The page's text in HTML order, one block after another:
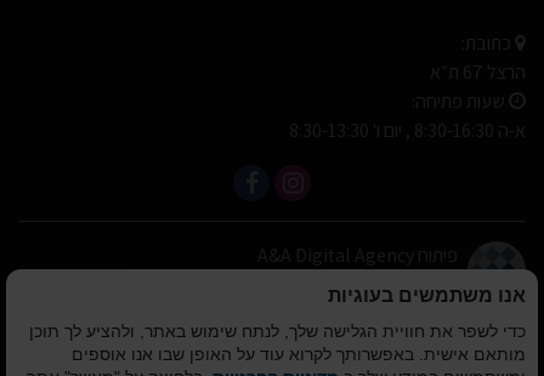
כתובת:
הרצל 67 ת״א
שעות פתיחה:
א-ה 8:30-16:30 , יום ו' 8:30-13:30
פיתוח A&A Digital Agency
מביתאלמיר מערכות תוכנה
© כל הזכויות שמורות
אנו משתמשים בעוגיות
כדי לשפר את חוויית הגלישה שלך, לנתח שימוש באתר, ולהציע לך תוכן
מותאם אישית. באפשרותך לקרוא עוד על האופן שבו אנו אוספים